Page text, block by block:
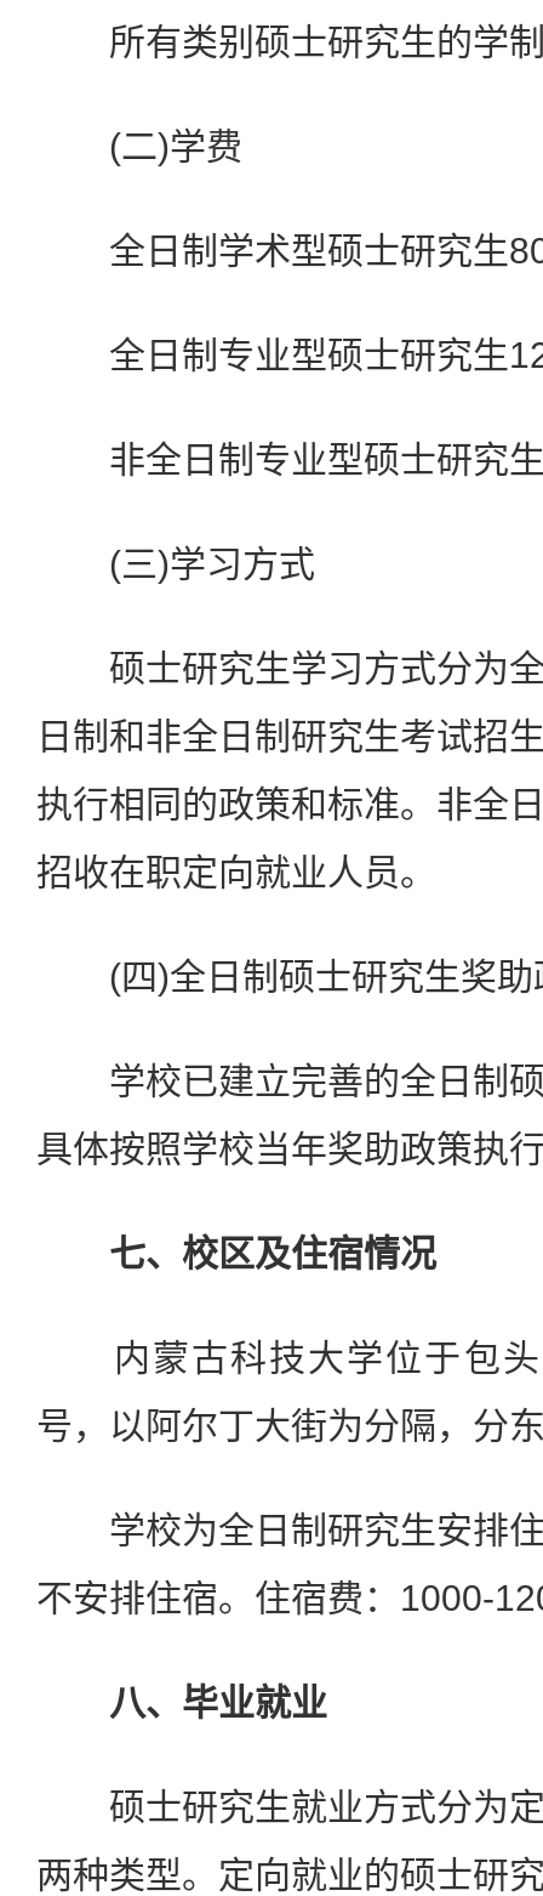
所有类别硕士研究生的学制
(二)学费
全日制学术型硕士研究生
全日制专业型硕士研究生
非全日制专业型硕士研究生
(三)学习方式
硕士研究生学习方式分为全
日制和非全日制研究生考试招
执行相同的政策和标准。非全
招收在职定向就业人员。
(四)全日制硕士研究生奖助
学校已建立完善的全日制硕
具体按照学校当年奖助政策执
七、校区及住宿情况
内蒙古科技大学位于包头
号，以阿尔丁大街为分隔，分
学校为全日制研究生安排住
不安排住宿。住宿费：1000-
八、毕业就业
硕士研究生就业方式分为定
两种类型。定向就业的硕士研